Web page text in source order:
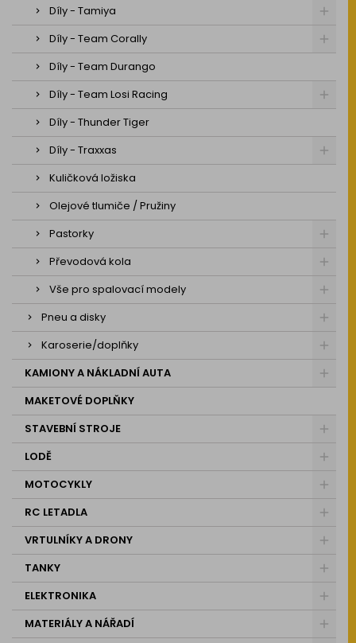
Díly - Tamiya
Díly - Team Corally
Díly - Team Durango
Díly - Team Losi Racing
Díly - Thunder Tiger
Díly - Traxxas
Kuličková ložiska
Olejové tlumiče / Pružiny
Pastorky
Převodová kola
Vše pro spalovací modely
Pneu a disky
Karoserie/doplňky
KAMIONY A NÁKLADNÍ AUTA
MAKETOVÉ DOPLŇKY
STAVEBNÍ STROJE
LODĚ
MOTOCYKLY
RC LETADLA
VRTULNÍKY A DRONY
TANKY
ELEKTRONIKA
MATERIÁLY A NÁŘADÍ